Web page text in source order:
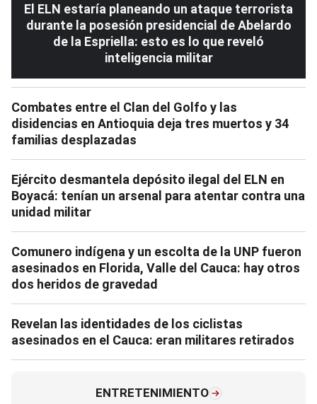
El ELN estaría planeando un ataque terrorista
durante la posesión presidencial de Abelardo
de la Espriella: esto es lo que reveló
inteligencia militar
Combates entre el Clan del Golfo y las
disidencias en Antioquia deja tres muertos y 34
familias desplazadas
Ejército desmantela depósito ilegal del ELN en
Boyacá: tenían un arsenal para atentar contra una
unidad militar
Comunero indígena y un escolta de la UNP fueron
asesinados en Florida, Valle del Cauca: hay otros
dos heridos de gravedad
Revelan las identidades de los ciclistas
asesinados en el Cauca: eran militares retirados
ENTRETENIMIENTO